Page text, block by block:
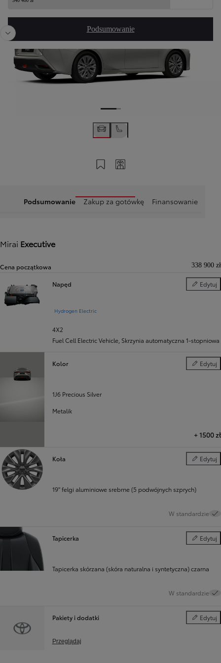
Podsumowanie
Zapisz na swoim koncie
Podsumowanie Zakup za gotówkę Finansowanie
Mirai Executive
Cena początkowa 338 900 zł
Napęd Edytuj
Napęd
Hydrogen Electric
4X2
Fuel Cell Electric Vehicle, Skrzynia automatyczna 1-stopniowa
Kolor Edytuj
Kolor
1J6 Precious Silver
Metalik
+1500 zł
Koła Edytuj
Koła
19" felgi aluminiowe srebrne (5 podwójnych szprych)
W standardzie
Tapicerka Edytuj
Tapicerka
Tapicerka skórzana (skóra naturalna i syntetyczna) czarna
W standardzie
Pakiety i dodatki Edytuj
Pakiety i
Przeglądaj